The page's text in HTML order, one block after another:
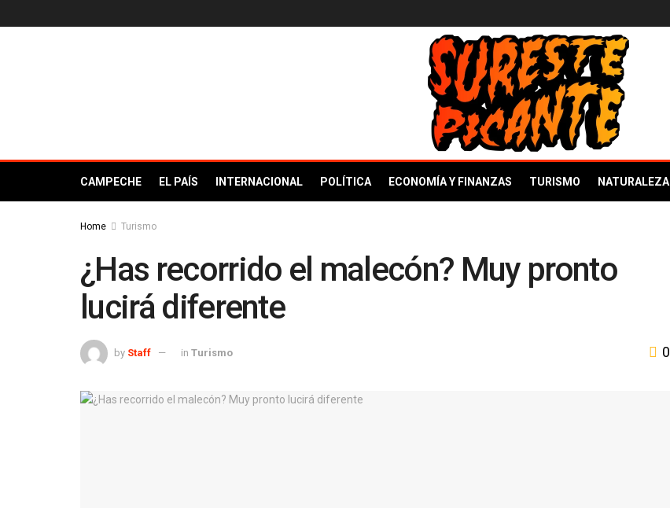
CAMPECHE EL PAÍS INTERNACIONAL POLÍTICA ECONOMÍA Y FINANZAS TURISMO NATURALEZA
Home Turismo
¿Has recorrido el malecón? Muy pronto
lucirá diferente
by Staff in Turismo 0